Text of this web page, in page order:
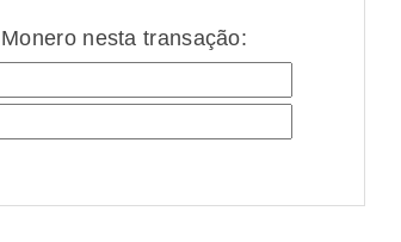
nesta transação: